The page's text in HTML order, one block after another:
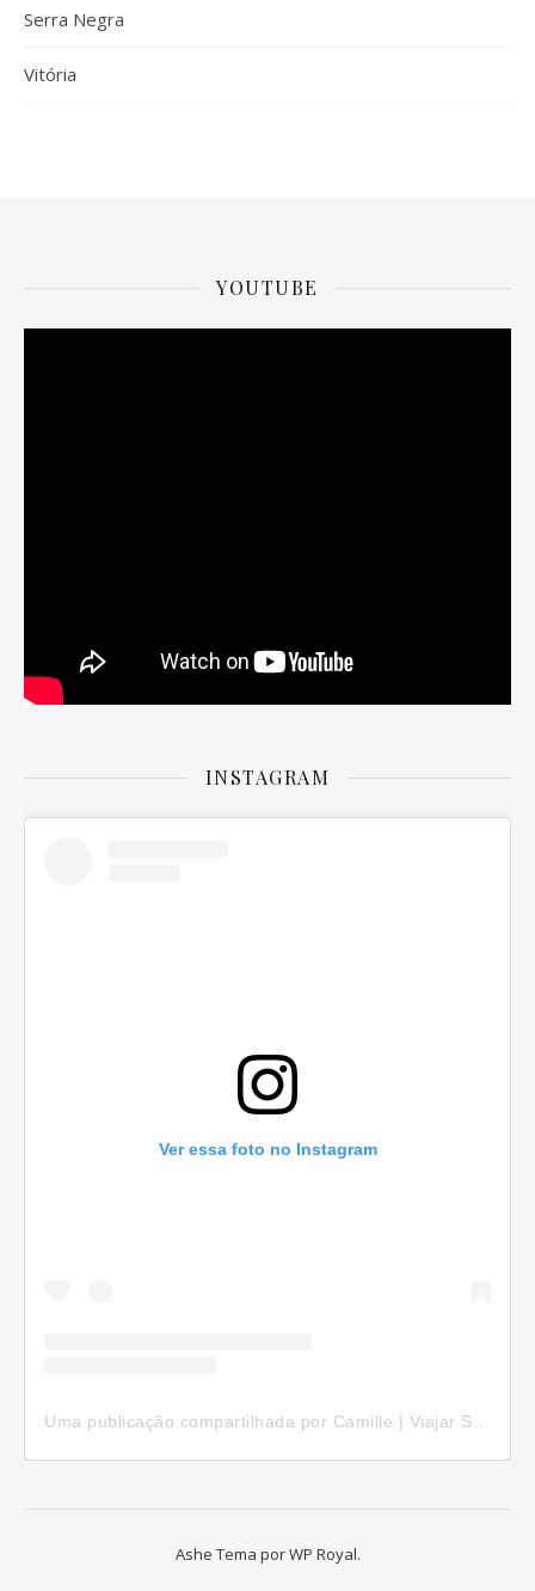
Serra Negra
Vitória
YOUTUBE
INSTAGRAM
Ver essa foto no Instagram
Ashe Tema porWP Royal.